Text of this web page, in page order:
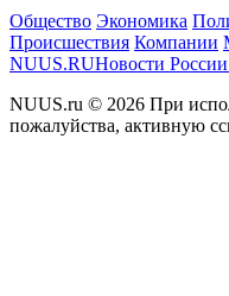
Общество Экономика
Происшествия Компании
NUUS.RUНовости
NUUS.ru © 2026 При
пожалуйства, активную